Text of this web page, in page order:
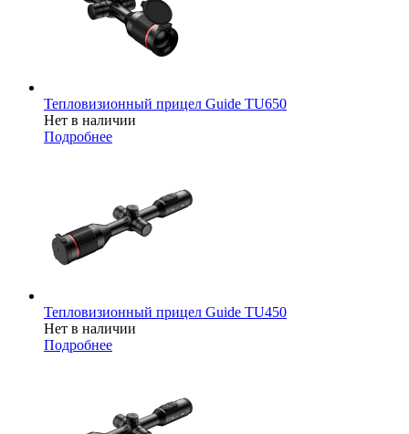
Тепловизионный прицел Guide TU650
Нет в наличии
Подробнее
Тепловизионный прицел Guide TU450
Нет в наличии
Подробнее